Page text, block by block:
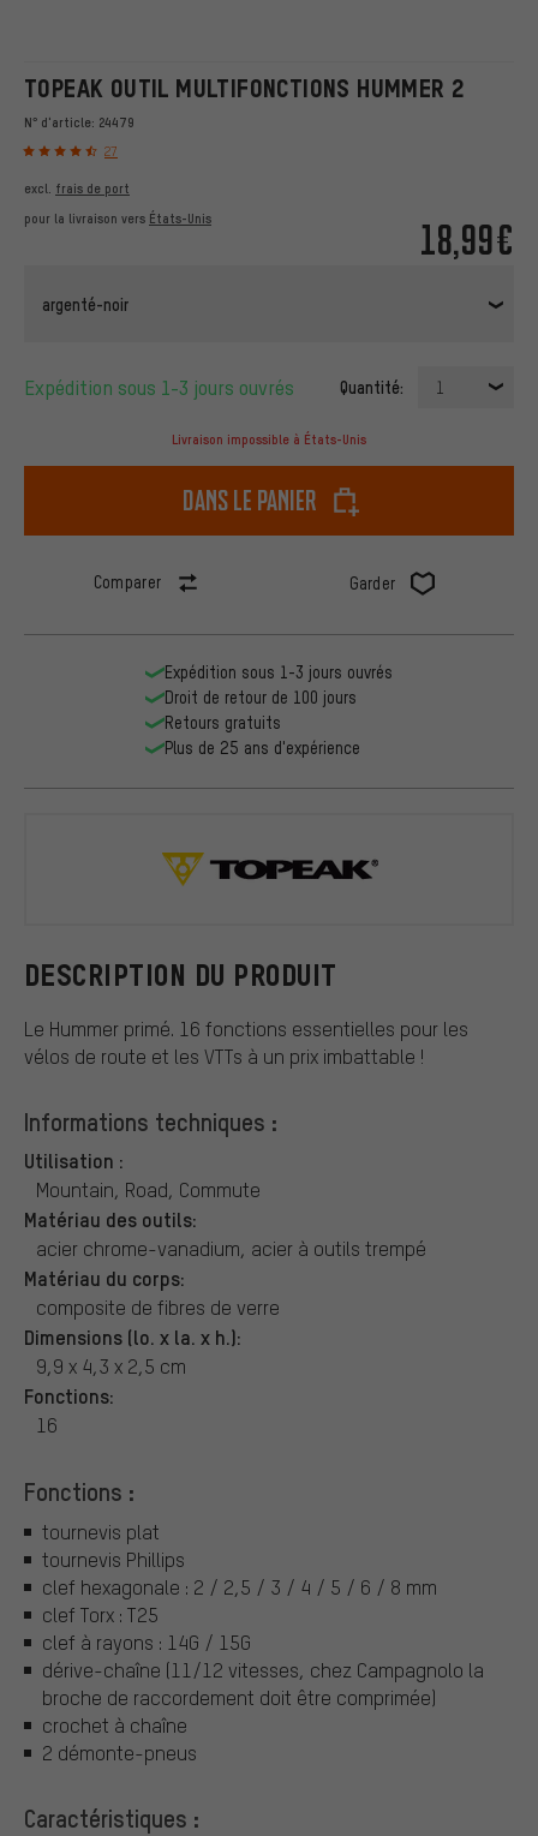
TOPEAK OUTIL MULTIFONCTIONS HUMMER 2
N° d'article: 24479
27
18,99€
excl. frais de port
pour la livraison vers États-Unis
argenté-noir
Expédition sous 1-3 jours ouvrés Quantité: 1
Livraison impossible à États-Unis
dans le panier
Comparer Garder
DESCRIPTION DU PRODUIT
Le Hummer primé. 16 fonctions essentielles pour les
vélos de route et les VTTs à un prix imbattable !
Informations techniques :
Utilisation :
Mountain, Road, Commute
Matériau des outils:
acier chrome-vanadium, acier à outils trempé
Matériau du corps:
composite de fibres de verre
Dimensions (lo. x la. x h.):
9,9 x 4,3 x 2,5 cm
Fonctions:
16
Fonctions :
tournevis plat
tournevis Phillips
clef hexagonale : 2 / 2,5 / 3 / 4 / 5 / 6 / 8 mm
clef Torx : T25
clef à rayons : 14G / 15G
dérive-chaîne (11/12 vitesses, chez Campagnolo la
broche de raccordement doit être comprimée)
crochet à chaîne
2 démonte-pneus
Caractéristiques :
Expédition sous 1-3 jours ouvrés
Droit de retour de 100 jours
Retours gratuits
Plus de 25 ans d'expérience